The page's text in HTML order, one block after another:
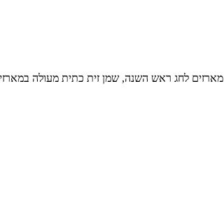
מארזים לחג ראש השנה, שמן זית כתית מעולה